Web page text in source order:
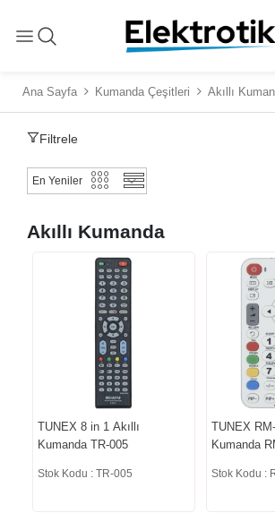
Ana Sayfa Kumanda Çeşitleri Akıllı
Filtrele
Akıllı Kumanda
TUNEX 8 in 1 Akıllı
Kumanda TR-005
Stok Kodu : TR-005
TUNEX
Kumanda
Stok Kodu :